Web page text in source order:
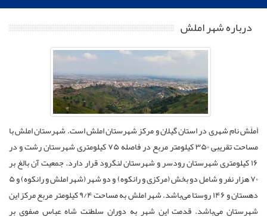
درباره شهر املش
اَملَش نام شهری در استان گیلان و مرکز شهرستان املش است. شهرستان املش با
مساحت تقریبی ۳۵۰ کیلومتر مربع در فاصله ۷۵ کیلومتری شهرستان رشت و در
۱۶ کیلومتری شهرستان رودسر و شهرستان لنگرود قرار دارد. جمعیت آن بالغ بر
۷۰ هزار نفر و شامل دو بخش (مرکزی و رانکوه) و دو شهر (شهر املش و رانکوه) و ۵
دهستان و ۱۴۶ روستا می‌باشد. شهر املش به مساحت ۹/۴ کیلومتر مربع مرکز این
شهرستان می‌باشد. قدمت این شهر به دوران سلطنت شاه عباس صفوی بر